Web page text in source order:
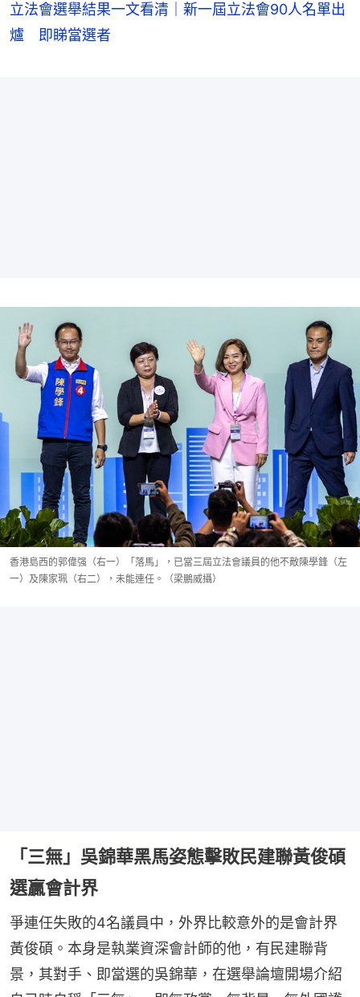
立法會選舉結果一文看清｜新一屆立法會90人名單出
爐 即睇當選者
香港島西的郭偉强（右一）「落馬」，已當三屆立法會議員的他不敵陳學鋒（左
一）及陳家珮（右二），未能連任。（梁鵬威攝）
「三無」吳錦華黑馬姿態擊敗民建聯黃俊碩
選贏會計界
爭連任失敗的4名議員中，外界比較意外的是會計界
黃俊碩。本身是執業資深會計師的他，有民建聯背
景，其對手、即當選的吳錦華，在選舉論壇開場介紹